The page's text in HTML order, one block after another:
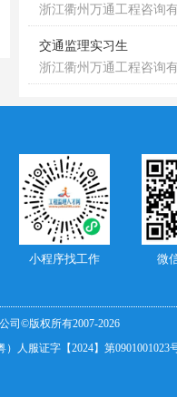
浙江衢州万通工程咨询
交通监理实习生
浙江衢州万通工程咨询
微
小程序找工作
司©版权所有2007-2026
人服证字【2024】第0901001023